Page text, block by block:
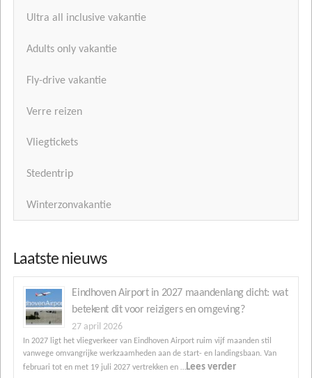
Ultra all inclusive vakantie
Adults only vakantie
Fly-drive vakantie
Verre reizen
Vliegtickets
Stedentrip
Winterzonvakantie
Laatste nieuws
Eindhoven Airport in 2027 maandenlang dicht: wat
betekent dit voor reizigers en omgeving?
27 april 2026
In 2027 ligt het vliegverkeer van Eindhoven Airport ruim vijf maanden stil
vanwege omvangrijke werkzaamheden aan de start- en landingsbaan. Van
februari tot en met 19 juli 2027 vertrekken en …Lees verder